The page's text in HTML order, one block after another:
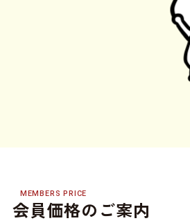
MEMBERS PRICE
会員価格のご案内